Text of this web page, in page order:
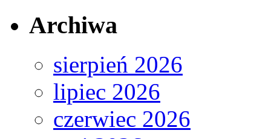
Archiwa
sierpień 2026
lipiec 2026
czerwiec 2026